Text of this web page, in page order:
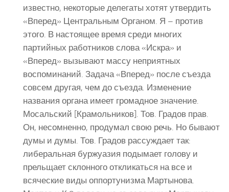
известно, некоторые делегаты хотят утвердить
«Вперед» Центральным Органом. Я – против
этого. В настоящее время среди многих
партийных работников слова «Искра» и
«Вперед» вызывают массу неприятных
воспоминаний. Задача «Вперед» после съезда
совсем другая, чем до съезда. Изменение
названия органа имеет громадное значение.
Мосальский [Крамольников]. Тов. Градов прав.
Он, несомненно, продумал свою речь. Но бывают
думы и думы. Тов. Градов рассуждает так:
либеральная буржуазия подымает голову и
прельщает склонного откликаться на все и
всяческие виды оппортунизма Мартынова.